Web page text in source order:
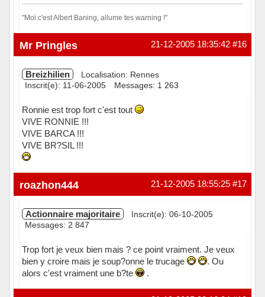
"Moi c'est Albert Baning, allume tes warning !"
Hors ligne #16
21-12-2005 18:35:42
Mr Pringles
Breizhilien
Localisation: Rennes
Inscrit(e): 11-06-2005
Messages: 1 263
Ronnie est trop fort c'est tout
VIVE RONNIE !!!
VIVE BARCA !!!
VIVE BR?SIL !!!
Hors ligne #17
21-12-2005 18:55:25
roazhon444
Actionnaire majoritaire
Inscrit(e): 06-10-2005
Messages: 2 847
Trop fort je veux bien mais ? ce point vraiment. Je veux
bien y croire mais je soup?onne le trucage
. Ou
alors c'est vraiment une b?te
.